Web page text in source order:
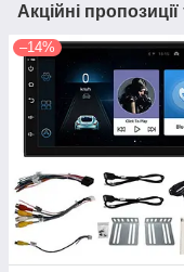
Акційні
–14%